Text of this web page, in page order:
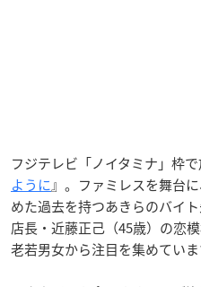
フジテレビ「ノイタミナ」枠
ように』。ファミレスを舞台
めた過去を持つあきらのバイ
店長・近藤正己（45歳）の恋
老若男女から注目を集めていま